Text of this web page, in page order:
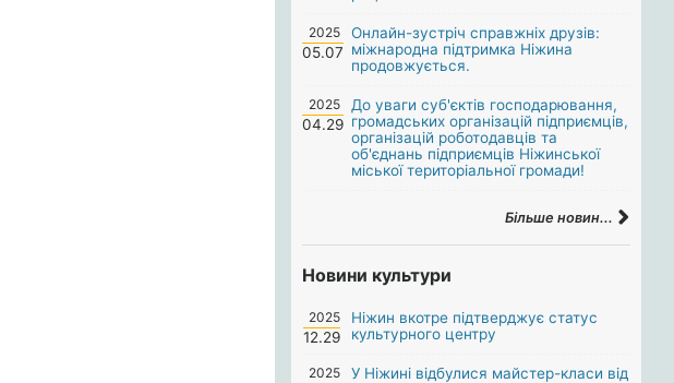
2025
05.07
Онлайн-зустріч справжніх друзів:
міжнародна підтримка Ніжина
продовжується.
2025
04.29
До уваги суб'єктів господарювання,
громадських організацій підприємців,
організацій роботодавців та
об'єднань підприємців Ніжинської
міської територіальної громади!
Більше новин...
Новини культури
2025
12.29
Ніжин вкотре підтверджує статус
культурного центру
2025
У Ніжині відбулися майстер-класи від